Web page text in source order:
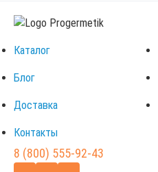
Каталог
Блог
Доставка
Контакты
8 (800) 555-92-43